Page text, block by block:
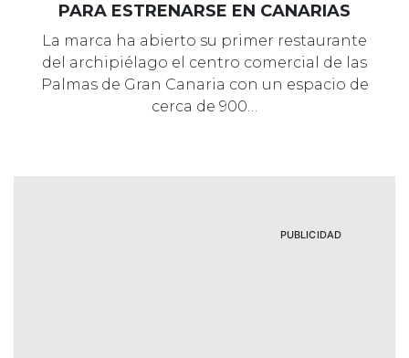
PARA ESTRENARSE EN CANARIAS
La marca ha abierto su primer restaurante
del archipiélago el centro comercial de las
Palmas de Gran Canaria con un espacio de
cerca de 900…
PUBLICIDAD